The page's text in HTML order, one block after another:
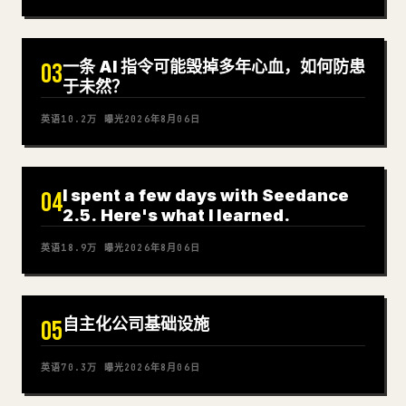
03一条 AI 指令可能毁掉多年心血，如何防患
于未然？
英语10.2万 曝光2026年8月06日
04I spent a few days with Seedance
2.5. Here's what I learned.
英语18.9万 曝光2026年8月06日
05自主化公司基础设施
英语70.3万 曝光2026年8月06日